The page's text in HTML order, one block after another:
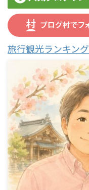
旅行観光ランキング